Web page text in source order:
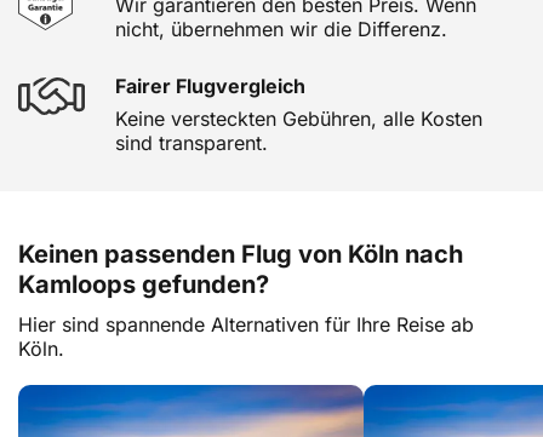
Wir garantieren den besten Preis. Wenn
nicht, übernehmen wir die Differenz.
Fairer Flugvergleich
Keine versteckten Gebühren, alle Kosten
sind transparent.
Keinen passenden Flug von Köln nach
Kamloops gefunden?
Hier sind spannende Alternativen für Ihre Reise ab
Köln.